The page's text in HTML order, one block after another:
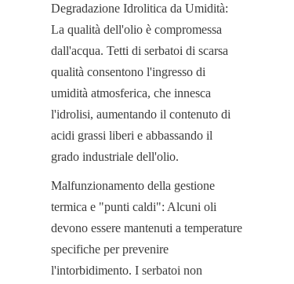
Degradazione Idrolitica da Umidità:
La qualità dell'olio è compromessa
dall'acqua. Tetti di serbatoi di scarsa
qualità consentono l'ingresso di
umidità atmosferica, che innesca
l'idrolisi, aumentando il contenuto di
acidi grassi liberi e abbassando il
grado industriale dell'olio.
Malfunzionamento della gestione
termica e "punti caldi": Alcuni oli
devono essere mantenuti a temperature
specifiche per prevenire
l'intorbidimento. I serbatoi non